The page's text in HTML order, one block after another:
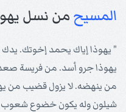
المسيحمن نسل
" يهوذا إياك يحمد إخوتك.
يهوذا جرو أسد. من فريسة
من ينهضه. لا يزول قضيب من
شيلون وله يكون خضوع